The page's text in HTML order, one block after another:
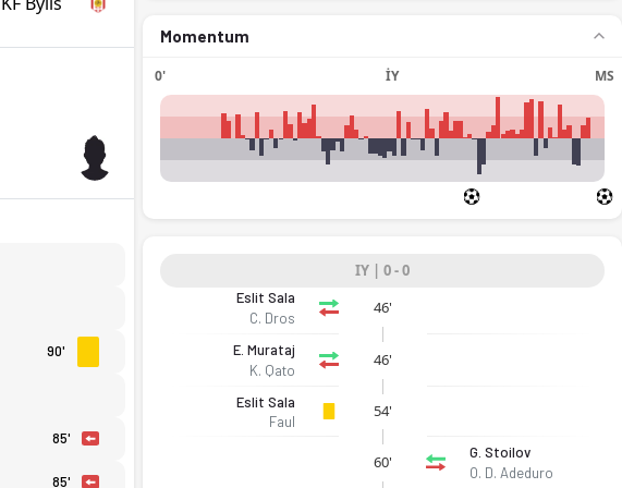
90'
85'
85'
Momentum
0' İY MS
IY | 0 - 0
Eslit Sala
C. Dros
46'
E. Murataj
K. Qato
46'
Eslit Sala
Faul
54'
60'
G. Stoilov
O. D. Adeduro